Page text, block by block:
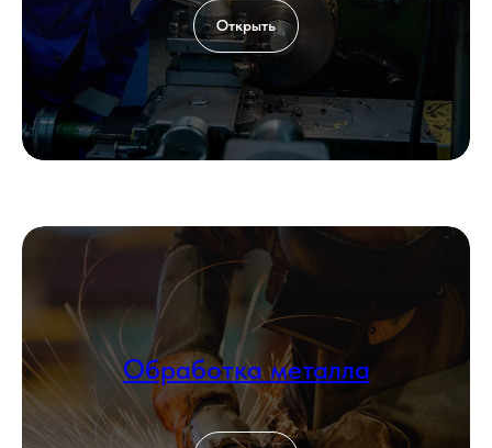
Открыть
Обработка металла